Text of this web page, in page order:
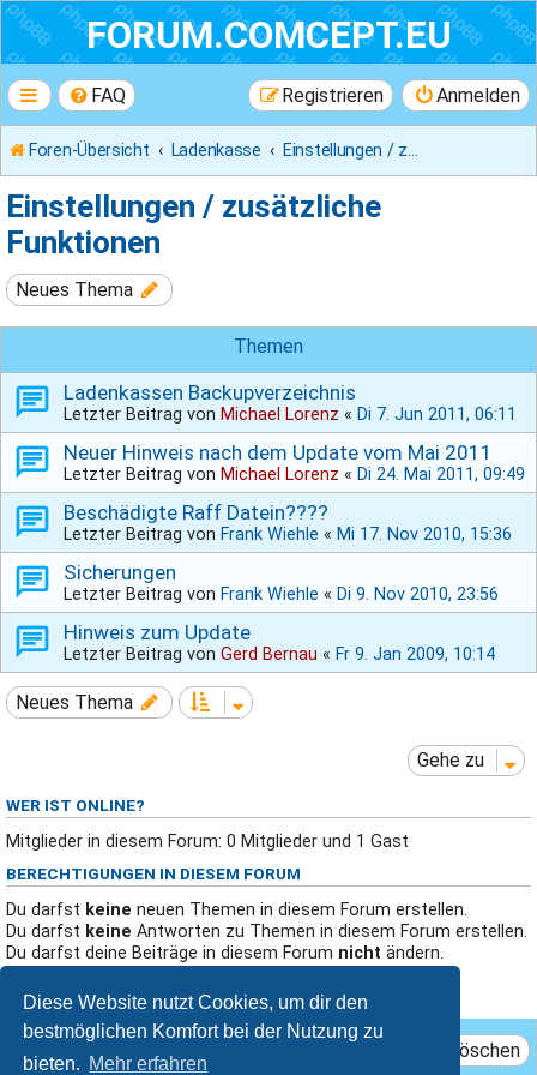
Diese Website nutzt Cookies, um dir den
bestmöglichen Komfort bei der Nutzung zu
bieten. Mehr erfahren
FORUM.COMCEPT.EU
FAQ Anmelden
Registrieren
Foren-Übersicht Ladenkasse
Einstellungen / zusätzliche
Funktionen
Neues Thema
Themen
Ladenkassen Backupverzeichnis
Letzter Beitrag von Michael Lorenz « Di 7. Jun 2011, 06:11
Neuer Hinweis nach dem Update vom Mai 2011
Letzter Beitrag von Michael Lorenz « Di 24. Mai 2011, 09:49
Beschädigte Raff Datein????
Letzter Beitrag von Frank Wiehle « Mi 17. Nov 2010, 15:36
Sicherungen
Letzter Beitrag von Frank Wiehle « Di 9. Nov 2010, 23:56
Hinweis zum Update
Letzter Beitrag von Gerd Bernau « Fr 9. Jan 2009, 10:14
Neues Thema
Gehe zu
WER IST ONLINE?
Mitglieder in diesem Forum: 0 Mitglieder und 1 Gast
BERECHTIGUNGEN IN DIESEM FORUM
Du darfst keine neuen Themen in diesem Forum erstellen.
Du darfst keine Antworten zu Themen in diesem Forum erstellen.
Du darfst deine Beiträge in diesem Forum nicht ändern.
Du darfstkeineDateianhänge in diesem Forum erstellen.
Alle Cookies löschen